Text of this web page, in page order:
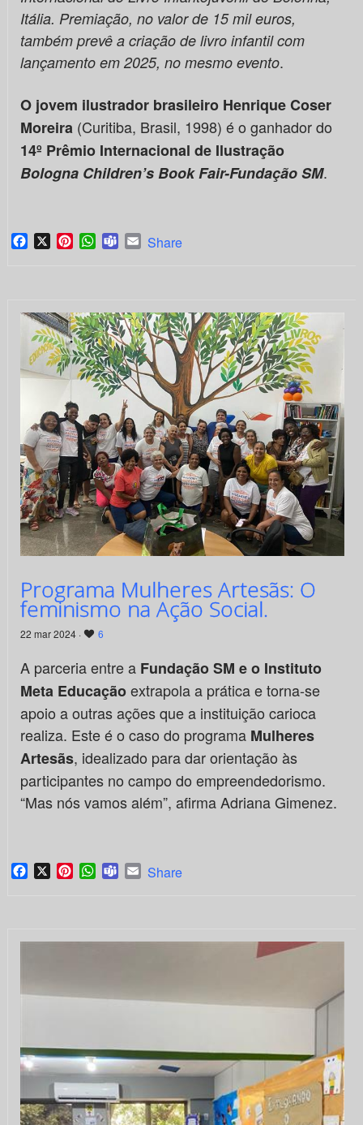
Itália. Premiação, no valor de 15 mil euros,
também prevê a criação de livro infantil com
lançamento em 2025, no mesmo evento.
O jovem ilustrador brasileiro Henrique Coser
Moreira (Curitiba, Brasil, 1998) é o ganhador do
14º Prêmio Internacional de Ilustração
Bologna Children’s Book Fair-Fundação SM.
Facebook
X PinterestWhatsApp
TeamsEmail
Share
Programa Mulheres Artesãs: O
feminismo na Ação Social.
22 mar 2024 · 6
A parceria entre a Fundação SM e o Instituto
Meta Educaçãoextrapola a prática e torna-se
apoio a outras ações que a instituição carioca
realiza. Este é o caso do programa Mulheres
Artesãs, idealizado para dar orientação às
participantes no campo do empreendedorismo.
“Mas nós vamos além”, afirma Adriana Gimenez.
Facebook
X PinterestWhatsApp
TeamsEmail
Share